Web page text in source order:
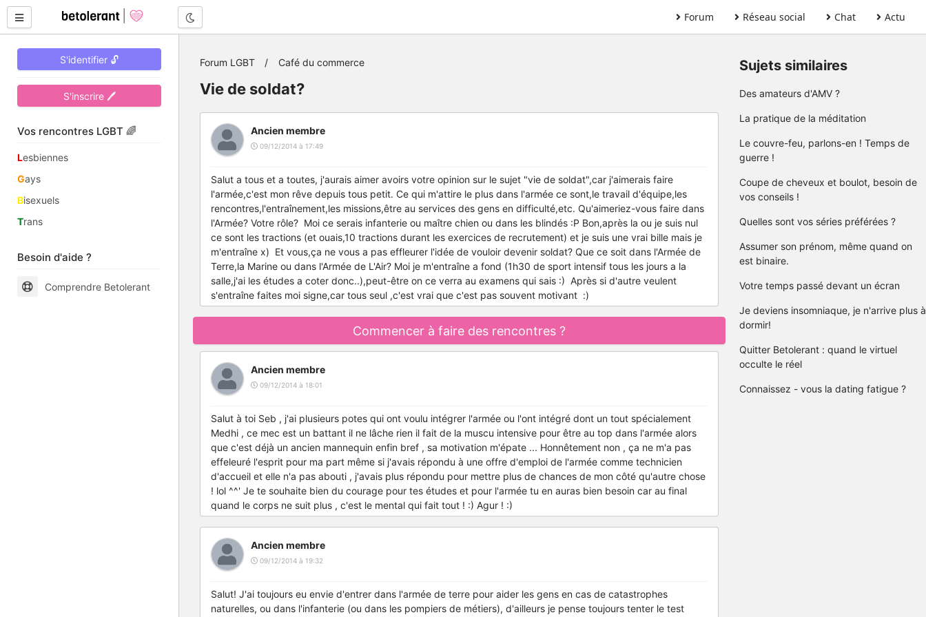
Forum Réseau social Chat Actu
S'identifier 🔓
S'inscrire 🖊
Vos rencontres LGBT 🌈
Lesbiennes
Gays
Bisexuels
Trans
Besoin d'aide ?
Comprendre Betolerant
Forum LGBT Café du commerce
Vie de soldat?
Ancien membre
09/12/2014 à 17:49
Salut a tous et a toutes, j'aurais aimer avoirs votre opinion sur le sujet "vie de soldat",car j'aimerais faire
l'armée,c'est mon rêve depuis tous petit. Ce qui m'attire le plus dans l'armée ce sont,le travail d'équipe,les
rencontres,l'entraînement,les missions,être au services des gens en difficulté,etc. Qu'aimeriez-vous faire dans
l'Armée? Votre rôle? Moi ce serais infanterie ou maître chien ou dans les blindés :P Bon,après la ou je suis nul
ce sont les tractions (et ouais,10 tractions durant les exercices de recrutement) et je suis une vrai bille mais je
m'entraîne x) Et vous,ça ne vous a pas effleurer l'idée de vouloir devenir soldat? Que ce soit dans l'Armée de
Terre,la Marine ou dans l'Armée de L'Air? Moi je m'entraîne a fond (1h30 de sport intensif tous les jours a la
salle,j'ai les études a coter donc..),peut-être on ce verra au examens qui sais :) Après si d'autre veulent
s'entraîne faites moi signe,car tous seul ,c'est vrai que c'est pas souvent motivant :)
Commencer à faire des rencontres ?
Ancien membre
09/12/2014 à 18:01
Salut à toi Seb , j'ai plusieurs potes qui ont voulu intégrer l'armée ou l'ont intégré dont un tout spécialement
Medhi , ce mec est un battant il ne lâche rien il fait de la muscu intensive pour être au top dans l'armée alors
que c'est déjà un ancien mannequin enfin bref , sa motivation m'épate ... Honnêtement non , ça ne m'a pas
effeleuré l'esprit pour ma part même si j'avais répondu à une offre d'emploi de l'armée comme technicien
d'accueil et elle n'a pas abouti , j'avais plus répondu pour mettre plus de chances de mon côté qu'autre chose
! lol ^^' Je te souhaite bien du courage pour tes études et pour l'armée tu en auras bien besoin car au final
quand le corps ne suit plus , c'est le mental qui fait tout ! :) Agur ! :)
Ancien membre
09/12/2014 à 19:32
Salut! J'ai toujours eu envie d'entrer dans l'armée de terre pour aider les gens en cas de catastrophes
naturelles, ou dans l'infanterie (ou dans les pompiers de métiers), d'ailleurs je pense toujours tenter le test
Sujets similaires
Des amateurs d'AMV ?
La pratique de la méditation
Le couvre-feu, parlons-en ! Temps de
guerre !
Coupe de cheveux et boulot, besoin de
vos conseils !
Quelles sont vos séries préférées ?
Assumer son prénom, même quand on
est binaire.
Votre temps passé devant un écran
Je deviens insomniaque, je n'arrive plus à
dormir!
Quitter Betolerant : quand le virtuel
occulte le réel
Connaissez - vous la dating fatigue ?